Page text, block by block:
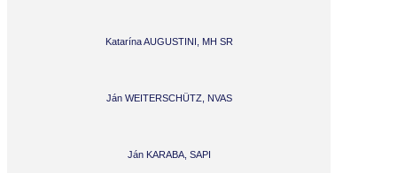
Katarína AUGUSTINI, MH SR
Ján WEITERSCHÜTZ, NVAS
Ján KARABA, SAPI